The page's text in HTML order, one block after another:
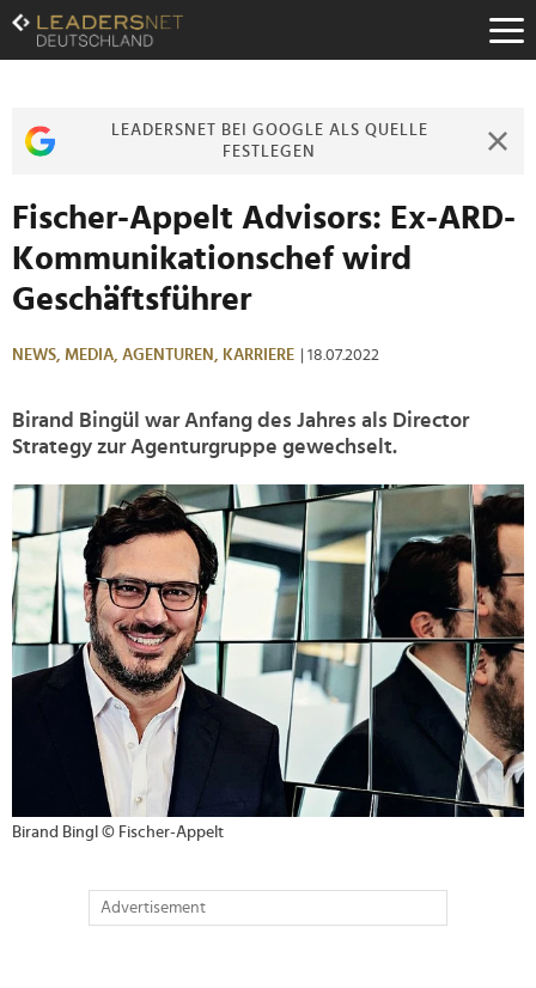
Zum
Inhalt
Zur
Zur
LEADERSNET BEI GOOGLE ALS QUELLE
FESTLEGEN
Fischer-Appelt Advisors: Ex-ARD-
Kommunikationschef wird
Geschäftsführer
NEWS, MEDIA, AGENTUREN, KARRIERE | 18.07.2022
Birand Bingül war Anfang des Jahres als Director
Strategy zur Agenturgruppe gewechselt.
>
Birand Bingl © Fischer-Appelt
Advertisement